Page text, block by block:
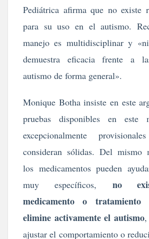
Pediátrica afirma que no existe
para su uso en el autismo.
manejo es multidisciplinar y
demuestra eficacia frente a
autismo de forma general».
Monique Botha insiste en este
pruebas disponibles en este
excepcionalmente
consideran sólidas. Del mismo
los medicamentos pueden
muy específicos,
no
medicamento o
elimine activamente el autismo,
ajustar el comportamiento o